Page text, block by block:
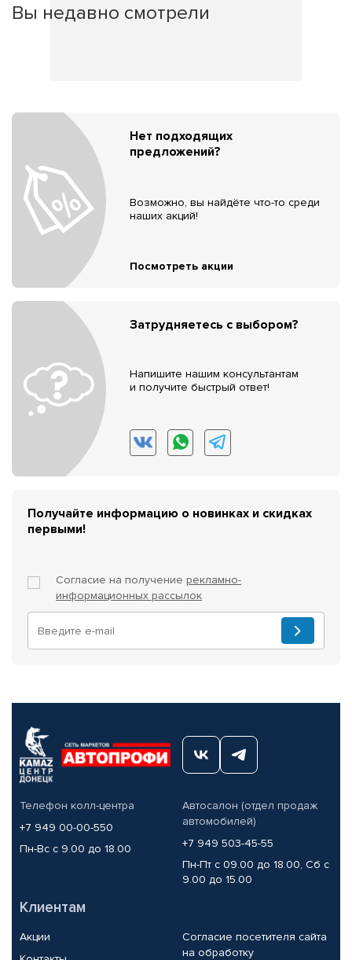
Вы недавно смотрели
Нет подходящих
предложений?
Возможно, вы найдёте что-то среди
наших акций!
Посмотреть акции
Затрудняетесь с выбором?
Напишите нашим консультантам
и получите быстрый ответ!
Получайте информацию о новинках и скидках
первыми!
Согласие на получение рекламно-
информационных рассылок
Телефон колл-центра
+7 949 00-00-550
Пн-Вс с 9.00 до 18.00
Автосалон (отдел продаж
автомобилей)
+7 949 503-45-55
Пн-Пт с 09.00 до 18.00, Сб с
9.00 до 15.00
Клиентам
Акции
Согласие посетителя сайта
на обработку